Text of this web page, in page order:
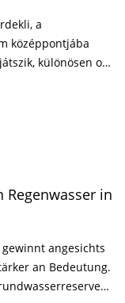
a
középpontjába
különösen ott,
a
besorolást.
in
angesichts
an Bedeutung.